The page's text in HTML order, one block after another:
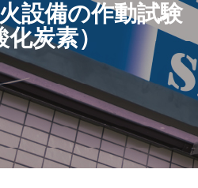
設備の作動試験
炭素）